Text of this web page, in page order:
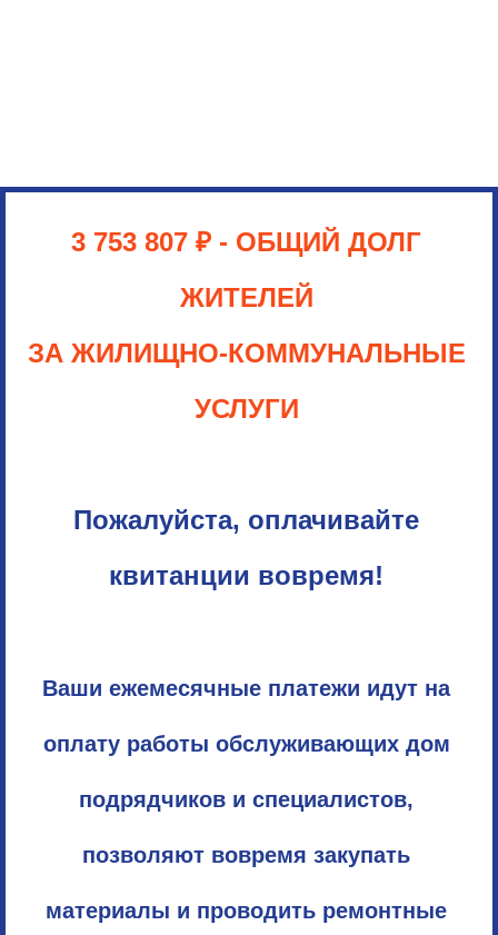
3 753 807 ₽ - ОБЩИЙ ДОЛГ
ЖИТЕЛЕЙ
ЗА ЖИЛИЩНО-КОММУНАЛЬНЫЕ
УСЛУГИ
Пожалуйста, оплачивайте
квитанции вовремя!
Ваши ежемесячные платежи идут на
оплату работы обслуживающих дом
подрядчиков и специалистов,
позволяют вовремя закупать
материалы и проводить ремонтные